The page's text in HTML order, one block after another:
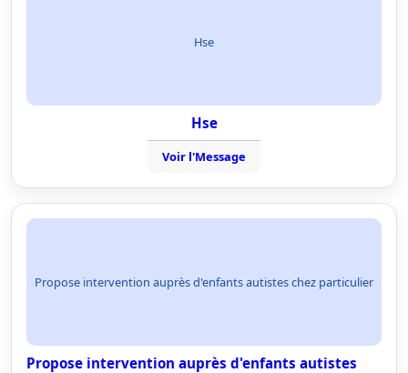
Hse
Hse
Voir l'Message
Propose intervention auprès d'enfants autistes chez particulier
Propose intervention auprès d'enfants autistes